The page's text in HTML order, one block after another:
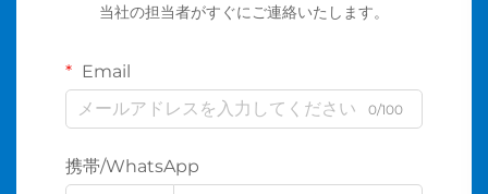
当社の担当者がすぐにご連絡いたします。
Email
0/100
携帯/WhatsApp